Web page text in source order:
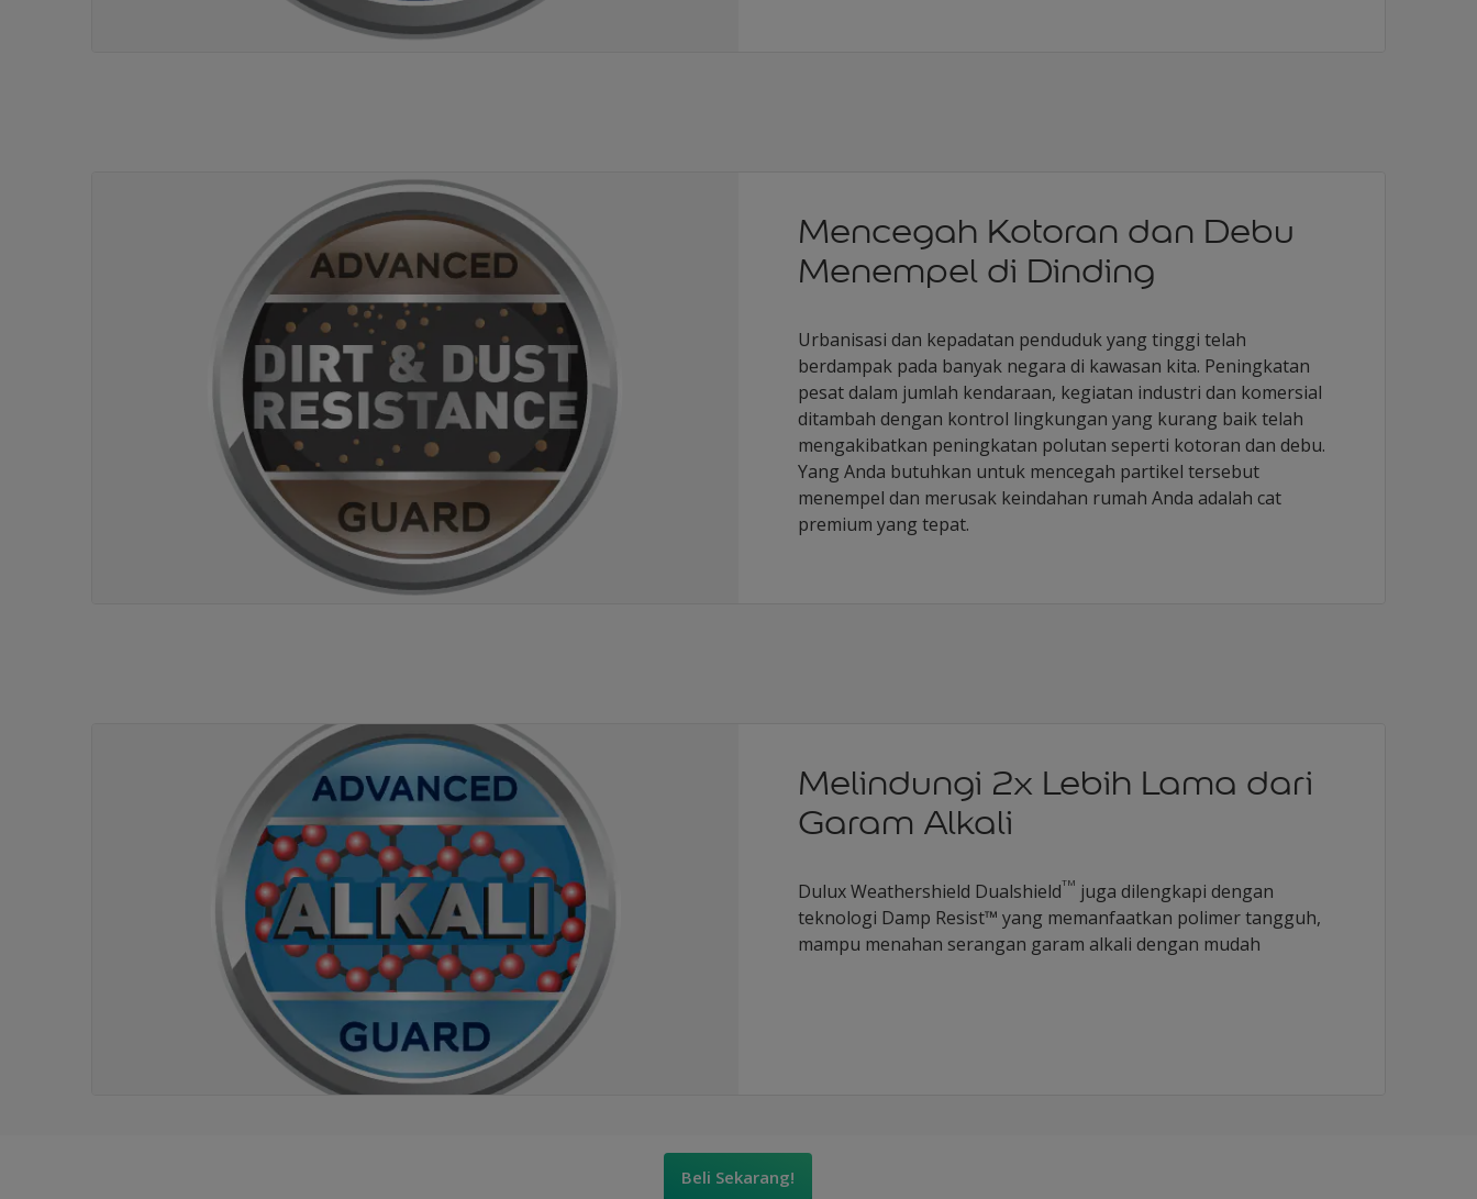
Mencegah Kotoran dan Debu
Menempel di Dinding
Urbanisasi dan kepadatan penduduk yang tinggi telah
berdampak pada banyak negara di kawasan kita. Peningkatan
pesat dalam jumlah kendaraan, kegiatan industri dan komersial
ditambah dengan kontrol lingkungan yang kurang baik telah
mengakibatkan peningkatan polutan seperti kotoran dan debu.
Yang Anda butuhkan untuk mencegah partikel tersebut
menempel dan merusak keindahan rumah Anda adalah cat
premium yang tepat.
Melindungi 2x Lebih Lama dari
Garam Alkali
Dulux Weathershield DualshieldTM juga dilengkapi dengan
teknologi Damp Resist™ yang memanfaatkan polimer tangguh,
mampu menahan serangan garam alkali dengan mudah
Beli Sekarang!